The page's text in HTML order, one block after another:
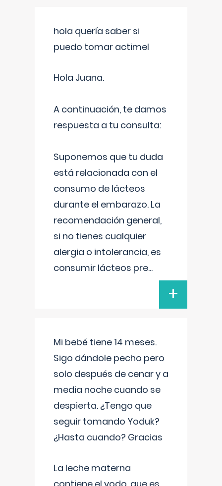
hola quería saber si
puedo tomar actimel
Hola Juana.
A continuación, te damos
respuesta a tu consulta:
Suponemos que tu duda
está relacionada con el
consumo de lácteos
durante el embarazo. La
recomendación general,
si no tienes cualquier
alergia o intolerancia, es
consumir lácteos pre...
+
Mi bebé tiene 14 meses.
Sigo dándole pecho pero
solo después de cenar y a
media noche cuando se
despierta. ¿Tengo que
seguir tomando Yoduk?
¿Hasta cuando? Gracias
La leche materna